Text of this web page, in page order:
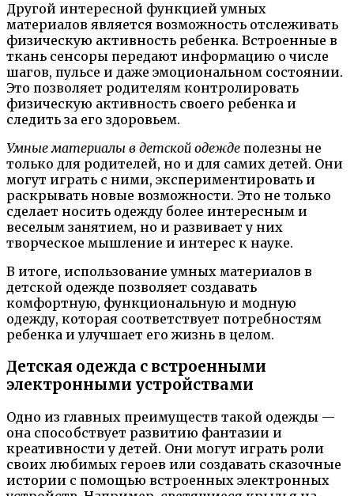
Другой интересной функцией умных
материалов является возможность отслеживать
физическую активность ребенка. Встроенные в
ткань сенсоры передают информацию о числе
шагов, пульсе и даже эмоциональном состоянии.
Это позволяет родителям контролировать
физическую активность своего ребенка и
следить за его здоровьем.
Умные материалы в детской одежде полезны не
только для родителей, но и для самих детей. Они
могут играть с ними, экспериментировать и
раскрывать новые возможности. Это не только
сделает носить одежду более интересным и
веселым занятием, но и развивает у них
творческое мышление и интерес к науке.
В итоге, использование умных материалов в
детской одежде позволяет создавать
комфортную, функциональную и модную
одежду, которая соответствует потребностям
ребенка и улучшает его жизнь в целом.
Детская одежда с встроенными
электронными устройствами
Одно из главных преимуществ такой одежды —
она способствует развитию фантазии и
креативности у детей. Они могут играть роли
своих любимых героев или создавать сказочные
истории с помощью встроенных электронных